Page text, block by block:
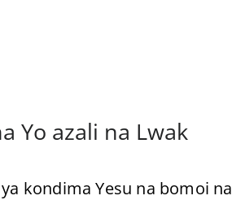
Yo azali na Lwak
kondima Yesu na bomoi na